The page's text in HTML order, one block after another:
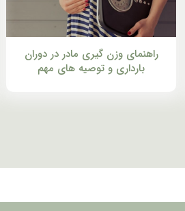
راهنمای وزن گیری مادر در دوران
بارداری و توصیه های مهم